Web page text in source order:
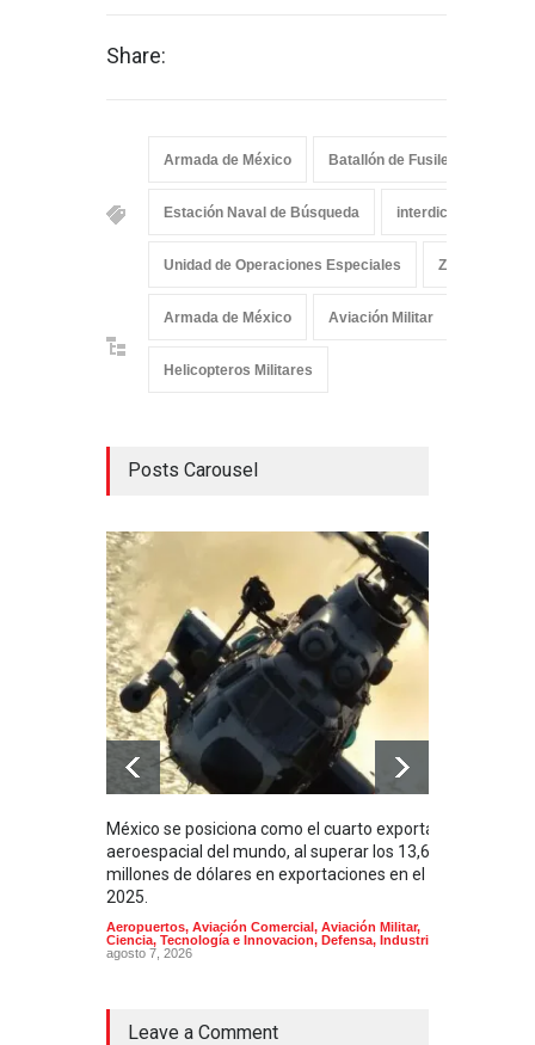
Share:
Armada de México Batallón de Fusileros
Estación Naval de Búsqueda interdicción
Unidad de Operaciones Especiales Zonas
Armada de México Aviación Militar
Helicopteros Militares
Posts Carousel
México se posiciona como el cuarto exportador
aeroespacial del mundo, al superar los 13,600
millones de dólares en exportaciones en el
2025.
Aeropuertos, Aviación Comercial, Aviación Militar,
Ciencia, Tecnología e Innovacion, Defensa, Industria
agosto 7, 2026
Leave a Comment